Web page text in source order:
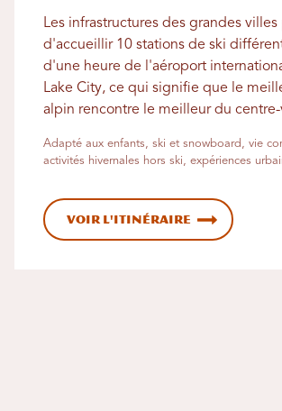
Les infrastructures des grandes
d'accueillir 10 stations de ski
d'une heure de l'aéroport
Lake City, ce qui signifie que le
alpin rencontre le meilleur du
Adapté aux enfants, ski et snowboard, vie
activités hivernales hors ski, expériences
Voir l'itinéraire